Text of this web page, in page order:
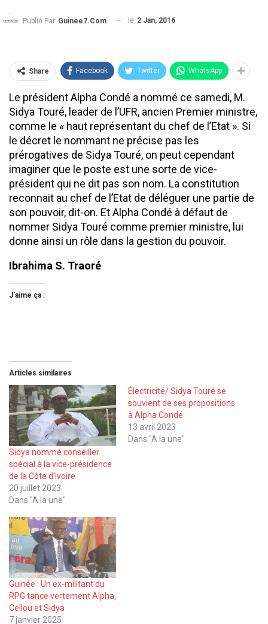
Publié Par Guinee7.com le 2 Jan, 2016
Share Facebook Twitter WhatsApp
Le président Alpha Condé a nommé ce samedi, M.
Sidya Touré, leader de l’UFR, ancien Premier ministre,
comme le « haut représentant du chef de l’Etat ». Si
le décret le nommant ne précise pas les
prérogatives de Sidya Touré, on peut cependant
imaginer que le poste est une sorte de vice-
président qui ne dit pas son nom. La constitution
reconnait au chef de l’Etat de déléguer une partie de
son pouvoir, dit-on. Et Alpha Condé à défaut de
nommer Sidya Touré comme premier ministre, lui
donne ainsi un rôle dans la gestion du pouvoir.
Ibrahima S. Traoré
J’aime ça :
Articles similaires
Sidya nommé conseiller
spécial à la vice-présidence
de la Côte d’Ivoire
20 juillet 2023
Dans "A la une"
Électricité/ Sidya Touré se
souvient de ses propositions
à Alpha Condé
13 avril 2023
Dans "A la une"
Guinée : Un ex-militant du
RPG tance vertement Alpha,
Cellou et Sidya
7 janvier 2025